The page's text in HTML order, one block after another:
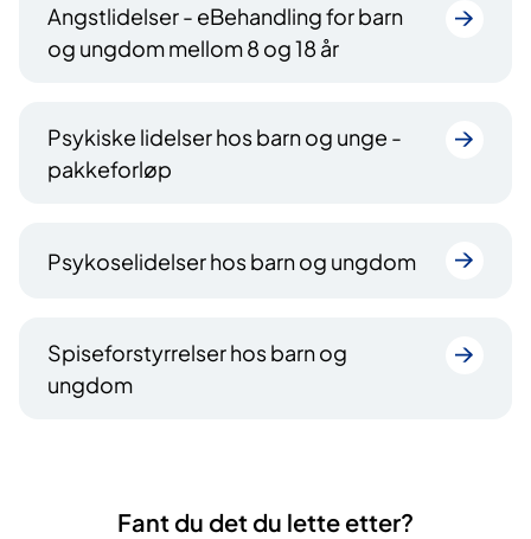
Angstlidelser - eBehandling for barn
og ungdom mellom 8 og 18 år
Psykiske lidelser hos barn og unge -
pakkeforløp
Psykoselidelser hos barn og ungdom
Spiseforstyrrelser hos barn og
ungdom
Fant du det du lette etter?